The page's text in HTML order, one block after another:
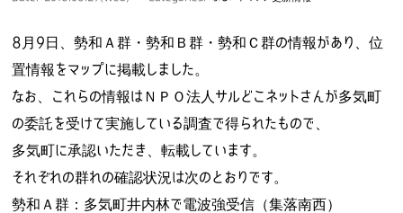
8月9日、勢和Ａ群・勢和Ｂ群・勢和Ｃ群の情報があり、位
置情報をマップに掲載しました。
なお、これらの情報はＮＰＯ法人サルどこネットさんが多気町
の委託を受けて実施している調査で得られたもので、
多気町に承認いただき、転載しています。
それぞれの群れの確認状況は次のとおりです。
勢和Ａ群：多気町井内林で電波強受信（集落南西）